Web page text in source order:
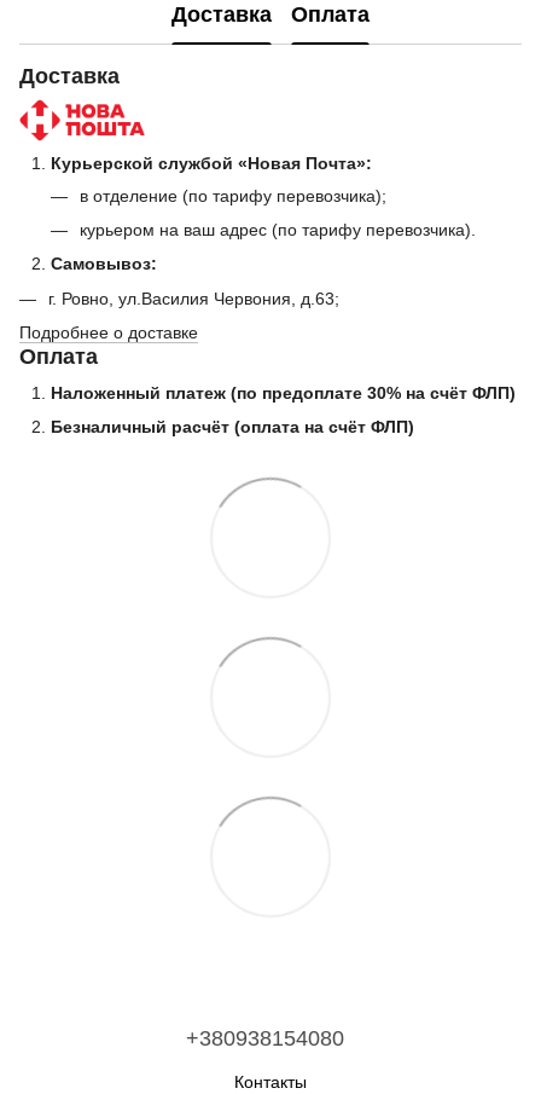
Доставка Оплата
Доставка
Курьерской службой «Новая Почта»:
в отделение (по тарифу перевозчика);
курьером на ваш адрес (по тарифу перевозчика).
Самовывоз:
г. Ровно, ул.Василия Червония, д.63;
Подробнее о доставке
Оплата
Наложенный платеж (по предоплате 30% на счёт ФЛП)
Безналичный расчёт (оплата на счёт ФЛП)
+380938154080
Контакты